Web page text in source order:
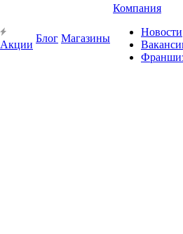
Акции
Блог Магазины
Компания
Новости